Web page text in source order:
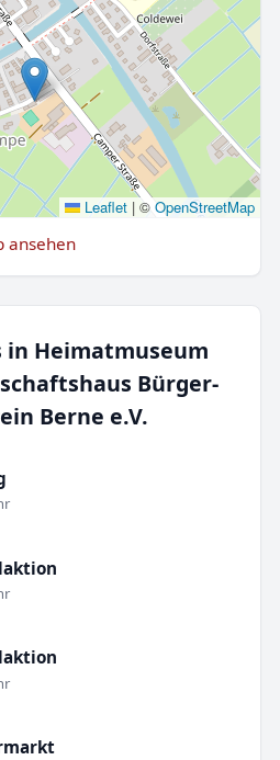
Leaflet |© OpenStreetMap
ansehen
in Heimatmuseum
Bürger-
Berne e.V.